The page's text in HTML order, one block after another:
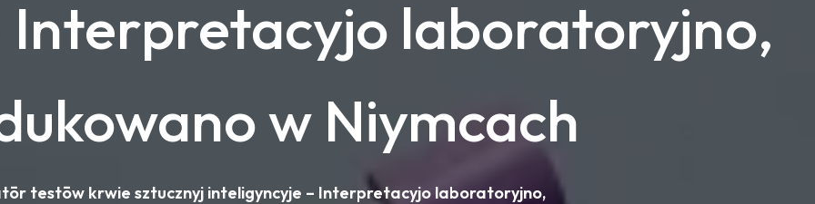
Interpretacyjo laboratoryjno,
w Niymcach
testōw krwie sztucznyj inteligyncyje – Interpretacyjo laboratoryjno,